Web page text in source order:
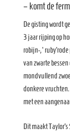
– komt de
De gisting wordt
3 jaar rijping op
robijn-,
van zwarte
mondvullend
donkere
met een
Dit maakt